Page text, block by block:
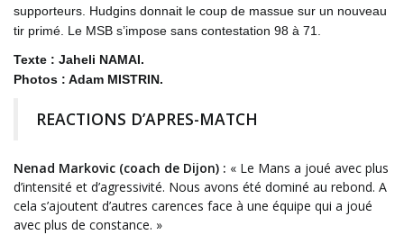
supporteurs. Hudgins donnait le coup de massue sur un nouveau
tir primé. Le MSB s’impose sans contestation 98 à 71.
Texte : Jaheli NAMAI.
Photos : Adam MISTRIN.
REACTIONS D’APRES-MATCH
Nenad Markovic (coach de Dijon) : « Le Mans a joué avec plus
d’intensité et d’agressivité. Nous avons été dominé au rebond. A
cela s’ajoutent d’autres carences face à une équipe qui a joué
avec plus de constance. »